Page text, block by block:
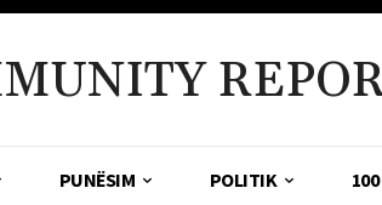
PUNËSIM POLITIK